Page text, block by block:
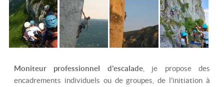
Moniteur professionnel d'escalade, je propose des
encadrements individuels ou de groupes, de l'initiation à